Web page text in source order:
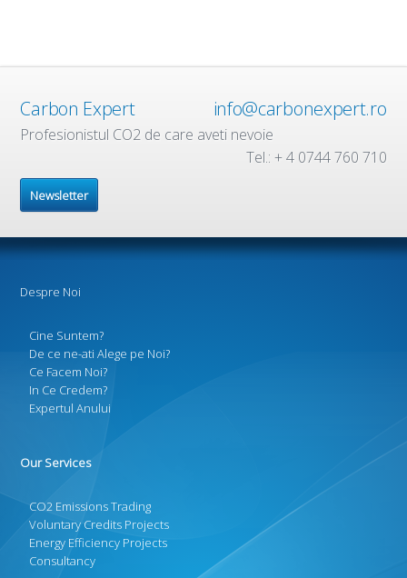
Carbon Expert info@carbonexpert.ro
Profesionistul CO2 de care aveti nevoie
Tel.: + 4 0744 760 710
Newsletter
Despre Noi
Cine Suntem?
De ce ne-ati Alege pe Noi?
Ce Facem Noi?
In Ce Credem?
Expertul Anului
Our Services
CO2 Emissions Trading
Voluntary Credits Projects
Energy Efficiency Projects
Consultancy